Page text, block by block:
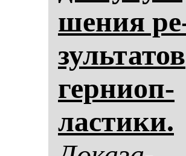
ше­ния
зуль­та­тов
гер­ни­оп­
лас­ти­ки.